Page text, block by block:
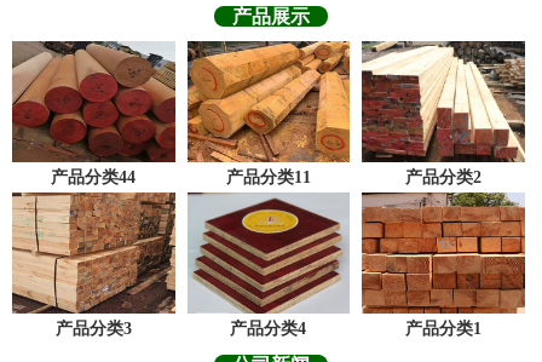
产品展示
产品分类44 产品分类11 产品分类2
产品分类3 产品分类4 产品分类1